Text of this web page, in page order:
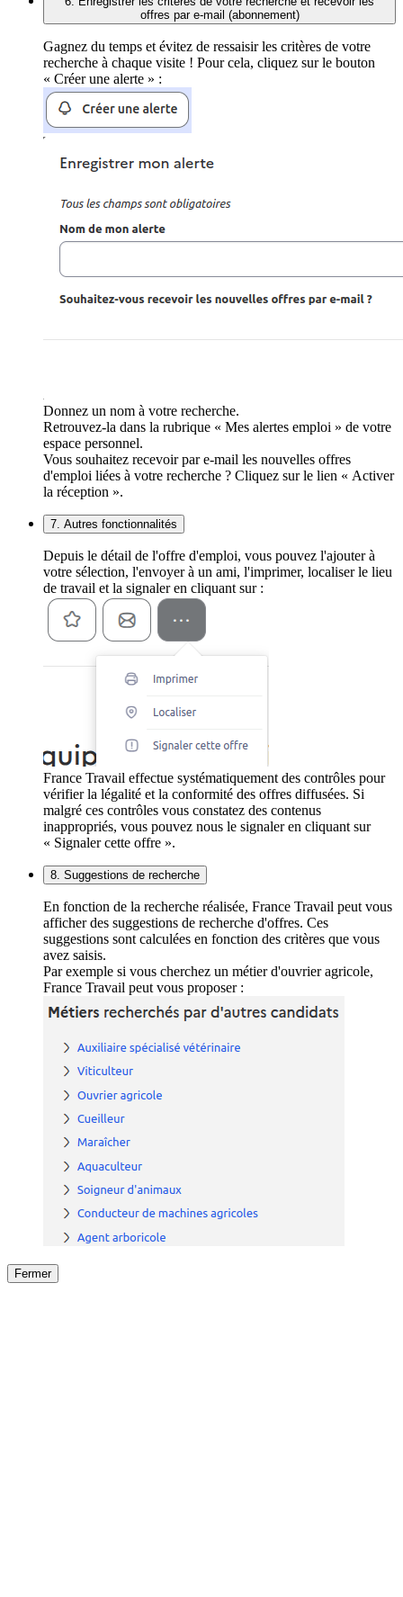
offres par e-mail (abonnement)
Gagnez du temps et évitez de ressaisir les critères de votre
recherche à chaque visite ! Pour cela, cliquez sur le bouton
« Créer une alerte » :
Donnez un nom à votre recherche.
Retrouvez-la dans la rubrique « Mes alertes emploi » de votre
espace personnel.
Vous souhaitez recevoir par e-mail les nouvelles offres
d'emploi liées à votre recherche ? Cliquez sur le lien « Activer
la réception ».
7. Autres fonctionnalités
Depuis le détail de l'offre d'emploi, vous pouvez l'ajouter à
votre sélection, l'envoyer à un ami, l'imprimer, localiser le lieu
de travail et la signaler en cliquant sur :
France Travail effectue systématiquement des contrôles pour
vérifier la légalité et la conformité des offres diffusées. Si
malgré ces contrôles vous constatez des contenus
inappropriés, vous pouvez nous le signaler en cliquant sur
« Signaler cette offre ».
8. Suggestions de recherche
En fonction de la recherche réalisée, France Travail peut vous
afficher des suggestions de recherche d'offres. Ces
suggestions sont calculées en fonction des critères que vous
avez saisis.
Par exemple si vous cherchez un métier d'ouvrier agricole,
France Travail peut vous proposer :
Fermer